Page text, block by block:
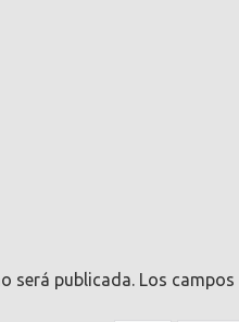
será publicada. Los